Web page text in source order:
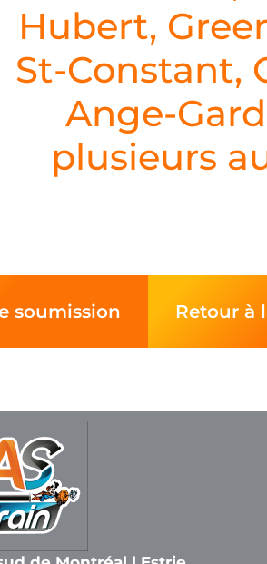
Hubert,
St-Constant,
Ange-
plusieurs
soumission Retour à